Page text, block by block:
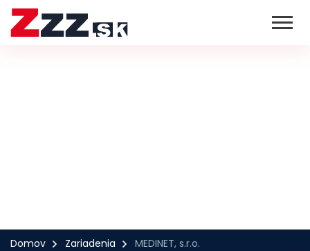
Domov Zariadenia MEDINET, s.r.o.